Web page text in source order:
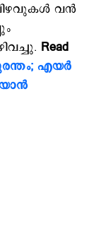
വന്‍
Read
എയര്‍